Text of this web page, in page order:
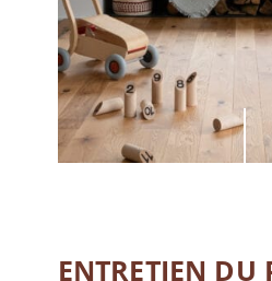
ENTRETIEN DU